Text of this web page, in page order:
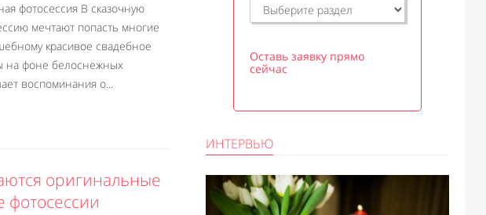
фотосессия В сказочную
мечтают попасть многие
красивое свадебное
на фоне белоснежных
воспоминания о...
оригинальные
фотосессии
Оставь заявку прямо
сейчас
ИНТЕРВЬЮ